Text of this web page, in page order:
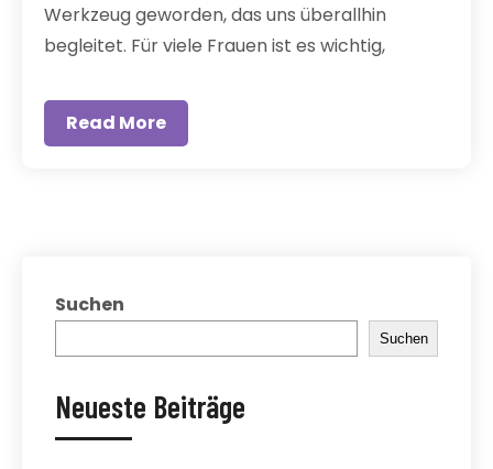
Werkzeug geworden, das uns überallhin
begleitet. Für viele Frauen ist es wichtig,
Read More
Suchen
Suchen
Neueste Beiträge